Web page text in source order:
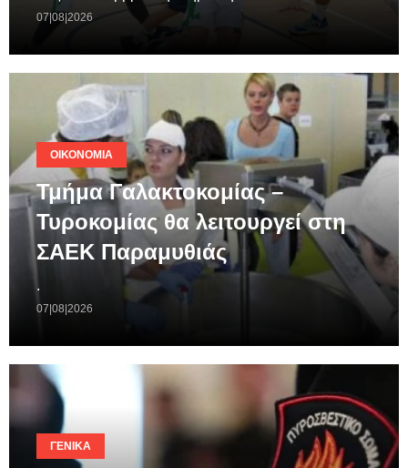
07|08|2026
ΟΙΚΟΝΟΜΊΑ
Τμήμα Γαλακτοκομίας –
Τυροκομίας θα λειτουργεί στη
ΣΑΕΚ Παραμυθιάς
.
07|08|2026
ΓΕΝΙΚΆ